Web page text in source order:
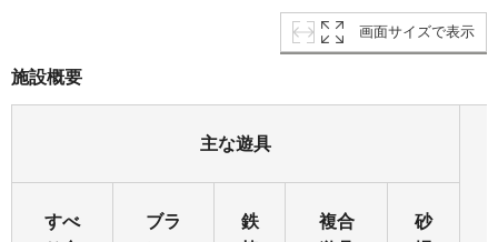
画面サイズで表示
施設概要
主な遊具
すべ
ブラ
鉄
複合
砂